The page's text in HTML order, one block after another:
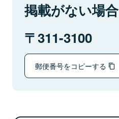
掲載がない場合
311-3100
郵便番号をコピーする